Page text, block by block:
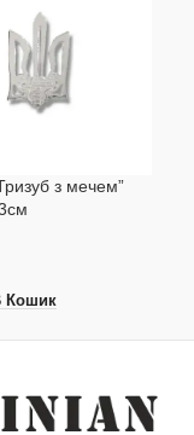
з мечем”
Кошик